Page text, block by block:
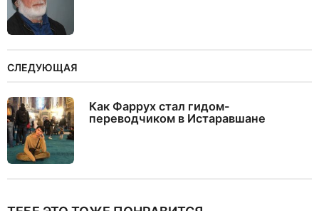
СЛЕДУЮЩАЯ
Как Фаррух стал гидом-
переводчиком в Истаравшане